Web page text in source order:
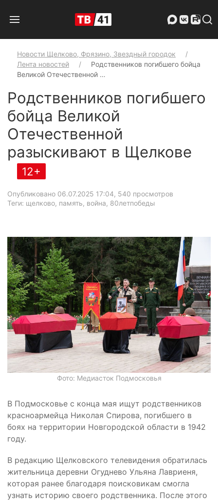
Новости Щелково, Фрязино, Звездный городок
Лента новостей
Родственников погибшего бойца
Великой Отечественной …
Родственников погибшего
бойца Великой
Отечественной
разыскивают в Щелкове
12+
Опубликовано 06.07.2025 17:04, 540 просмотров
Теги: щелково, память, война, 80летпобеды
Фото: Медиасток Подмосковья
В Подмосковье с конца мая ищут родственников
красноармейца Николая Спирова, погибшего в
боях на территории Новгородской области в 1942
году.
В редакцию Щелковского телевидения обратилась
жительница деревни Огуднево Ульяна Лавриеня,
которая ранее благодаря поисковикам смогла
узнать историю своего родственника. После этого